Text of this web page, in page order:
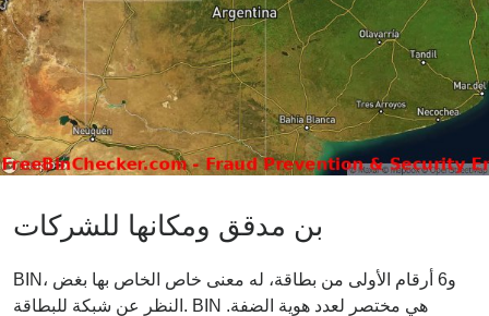
بن مدقق ومكانها للشركات
BIN، و6 أرقام الأولى من بطاقة، له معنى خاص الخاص بها بغض
النظر عن شبكة للبطاقة. BIN هي مختصر لعدد هوية الضفة.